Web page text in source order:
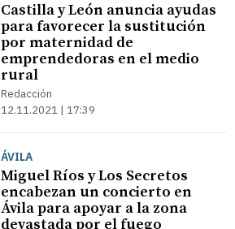
Castilla y León anuncia ayudas
para favorecer la sustitución
por maternidad de
emprendedoras en el medio
rural
Redacción
12.11.2021 | 17:39
ÁVILA
Miguel Ríos y Los Secretos
encabezan un concierto en
Ávila para apoyar a la zona
devastada por el fuego